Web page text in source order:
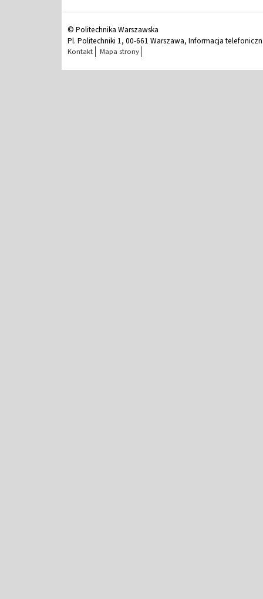
© Politechnika Warszawska
Pl. Politechniki 1, 00-661 Warszawa, Informacja
Kontakt Mapa strony